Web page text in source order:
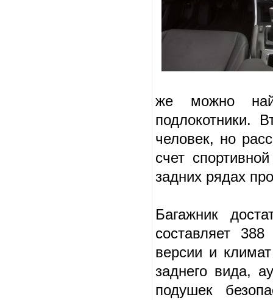
же можно
подлокотники.
человек, но
счет
задних рядах
Багажник
составляет
версии и
заднего вида,
подушек